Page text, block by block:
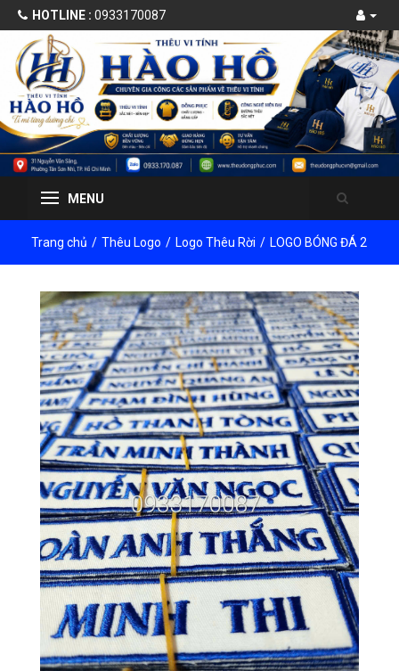
HOTLINE : 0933170087
MENU
Trang chủ / Thêu Logo / Logo Thêu Rời / LOGO BÓNG ĐÁ 2